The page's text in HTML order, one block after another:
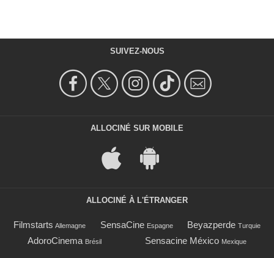
SUIVEZ-NOUS
ALLOCINÉ SUR MOBILE
ALLOCINÉ À L'ÉTRANGER
Filmstarts Allemagne SensaCine Espagne Beyazperde Turquie
AdoroCinema Brésil Sensacine México Mexique